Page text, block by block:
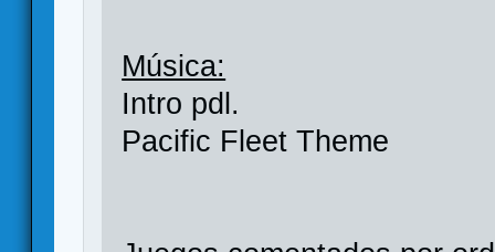
Música:
Intro pdl.
Pacific Fleet Theme